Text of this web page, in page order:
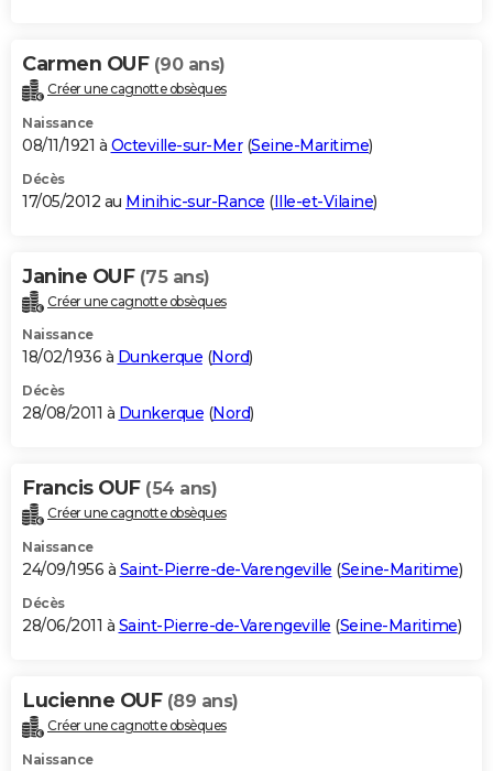
Carmen OUF (90 ans)
Créer une cagnotte obsèques
Naissance
08/11/1921 à Octeville-sur-Mer(Seine-Maritime)
Décès
17/05/2012 au Minihic-sur-Rance (Ille-et-Vilaine)
Janine OUF (75 ans)
Créer une cagnotte obsèques
Naissance
18/02/1936 à Dunkerque (Nord)
Décès
28/08/2011 à Dunkerque (Nord)
Francis OUF (54 ans)
Créer une cagnotte obsèques
Naissance
24/09/1956 à Saint-Pierre-de-Varengeville (Seine-Maritime)
Décès
28/06/2011 à Saint-Pierre-de-Varengeville (Seine-Maritime)
Lucienne OUF (89 ans)
Créer une cagnotte obsèques
Naissance